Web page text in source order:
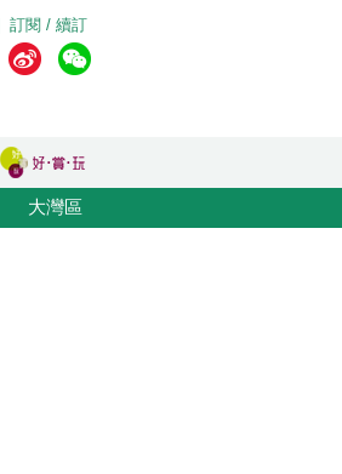
訂閱 / 續訂
大灣區